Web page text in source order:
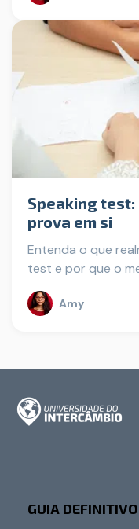
Speaking test:
prova em si
Entenda o que
test e por que o
Amy
GUIA